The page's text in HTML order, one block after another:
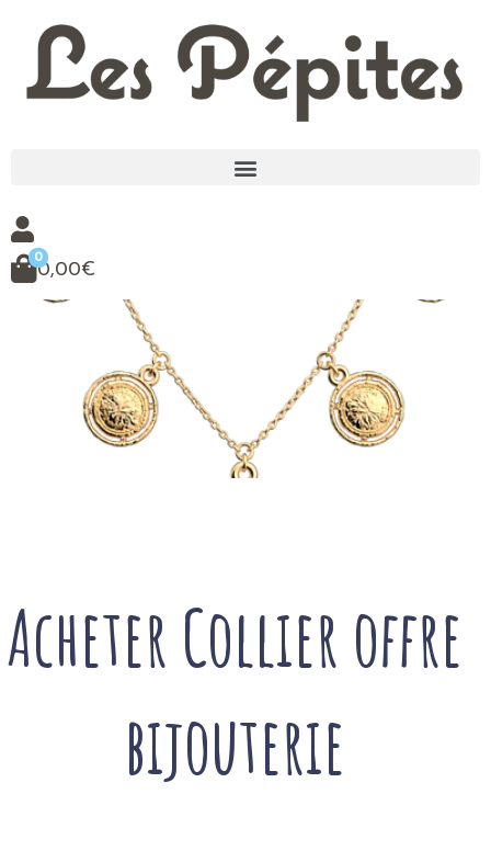
0
0,00€
Acheter Collier offre
bijouterie